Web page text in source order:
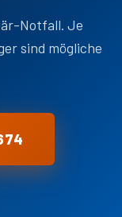
Notfall. Je
sind mögliche